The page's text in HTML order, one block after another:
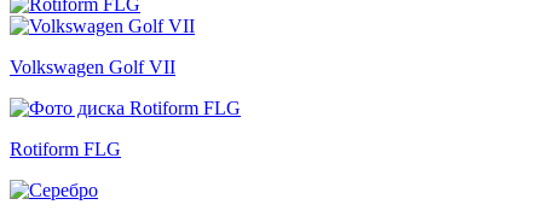
Volkswagen Golf VII
Rotiform FLG